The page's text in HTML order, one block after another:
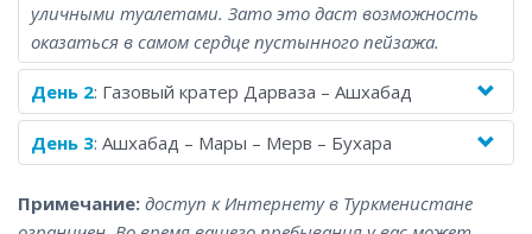
уличными туалетами. Зато это даст возможность
оказаться в самом сердце пустынного пейзажа.
День 2: Газовый кратер Дарваза – Ашхабад
День 3: Ашхабад – Мары – Мерв – Бухара
Примечание: доступ к Интернету в Туркменистане